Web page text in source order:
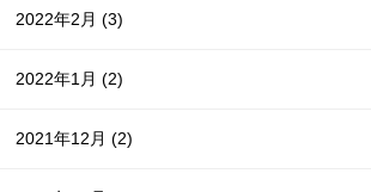
2022年2月(3)
2022年1月(2)
2021年12月(2)